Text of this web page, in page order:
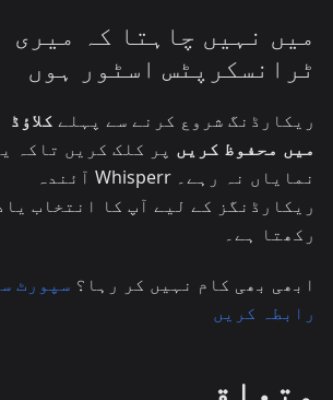
میں نہیں چاہتا کہ میری
ٹرانسکرپٹس اسٹور ہوں
ریکارڈنگ شروع کرنے سے پہلے کلاؤڈ
میں محفوظ کریں پر کلک کریں تاکہ
نمایاں نہ رہے۔ Whisperr آئندہ
ریکارڈنگز کے لیے آپ کا انتخاب
رکھتا ہے۔
ابھی بھی کام نہیں کر رہا؟ سپورٹ
رابطہ کریں